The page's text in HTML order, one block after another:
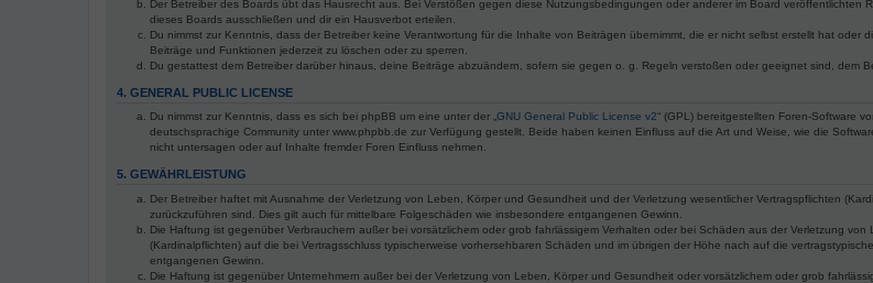
Der Betreiber des Boards übt das Hausrecht aus. Bei Verstößen gegen diese Nutzungsbedingungen oder anderer im Board
dieses Boards ausschließen und dir ein Hausverbot erteilen.
Du nimmst zur Kenntnis, dass der Betreiber keine Verantwortung für die Inhalte von Beiträgen übernimmt, die er nicht selbst erstellt hat
Beiträge und Funktionen jederzeit zu löschen oder zu sperren.
Du gestattest dem Betreiber darüber hinaus, deine Beiträge abzuändern, sofern sie gegen o. g. Regeln verstoßen oder geeignet sind, dem
4. GENERAL PUBLIC LICENSE
Du nimmst zur Kenntnis, dass es sich bei phpBB um eine unter der „GNU General Public License v2“ (GPL) bereitgestellten Foren-Software
deutschsprachige Community unter www.phpbb.de zur Verfügung gestellt. Beide haben keinen Einfluss auf die Art und Weise, wie die
nicht untersagen oder auf Inhalte fremder Foren Einfluss nehmen.
5. GEWÄHRLEISTUNG
Der Betreiber haftet mit Ausnahme der Verletzung von Leben, Körper und Gesundheit und der Verletzung wesentlicher Vertragspflichten
zurückzuführen sind. Dies gilt auch für mittelbare Folgeschäden wie insbesondere entgangenen Gewinn.
Die Haftung ist gegenüber Verbrauchern außer bei vorsätzlichem oder grob fahrlässigem Verhalten oder bei Schäden aus der Verletzung
(Kardinalpflichten) auf die bei Vertragsschluss typischerweise vorhersehbaren Schäden und im übrigen der Höhe nach auf die
entgangenen Gewinn.
Die Haftung ist gegenüber Unternehmern außer bei der Verletzung von Leben, Körper und Gesundheit oder vorsätzlichem oder grob